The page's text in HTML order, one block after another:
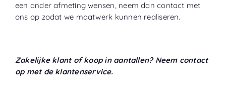
een ander afmeting wensen, neem dan contact met
ons op zodat we maatwerk kunnen realiseren.
Zakelijke klant of koop in aantallen? Neem contact
op met de klantenservice.